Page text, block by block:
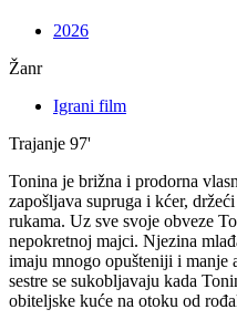
2026
Žanr
Igrani film
Trajanje 97'
Tonina je brižna i prodorna
zapošljava supruga i kćer,
rukama. Uz sve svoje obveze
nepokretnoj majci. Njezina
imaju mnogo opušteniji i
sestre se sukobljavaju kada
obiteljske kuće na otoku od